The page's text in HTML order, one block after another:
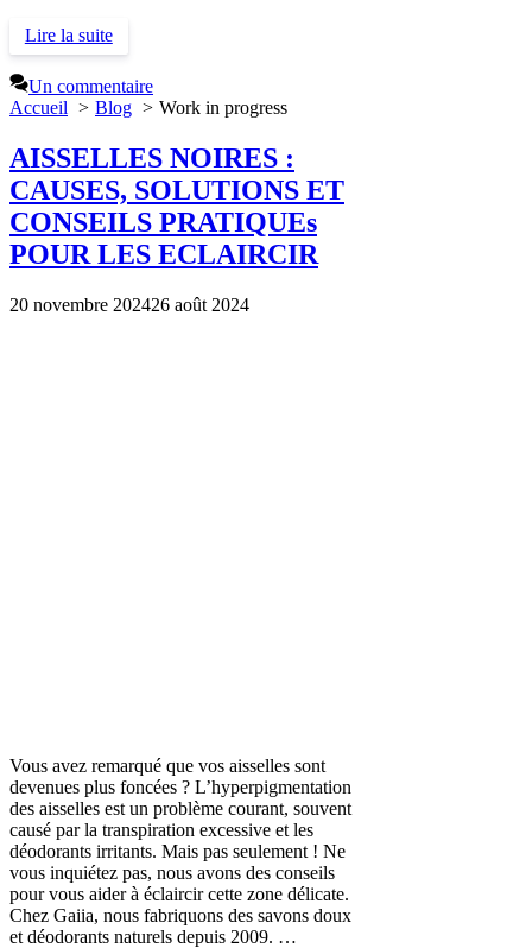
Lire la suite
Un commentaire
Accueil
Blog Work in progress
AISSELLES NOIRES :
CAUSES, SOLUTIONS ET
CONSEILS PRATIQUEs
POUR LES ECLAIRCIR
20 novembre 202426 août 2024
Vous avez remarqué que vos aisselles sont
devenues plus foncées ? L’hyperpigmentation
des aisselles est un problème courant, souvent
causé par la transpiration excessive et les
déodorants irritants. Mais pas seulement ! Ne
vous inquiétez pas, nous avons des conseils
pour vous aider à éclaircir cette zone délicate.
Chez Gaiia, nous fabriquons des savons doux
et déodorants naturels depuis 2009. …